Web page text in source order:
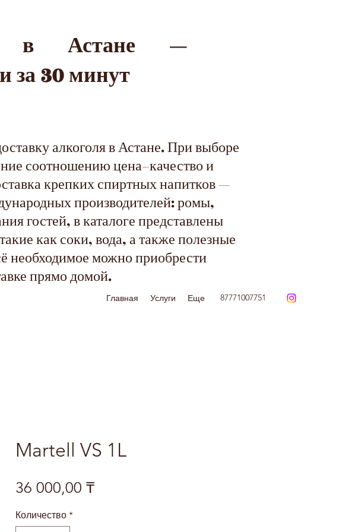
в Астане —
за 30 минут
Главная Услуги Еще 87771007751
алкоголя в Астане. При выборе
соотношению цена–качество и
крепких спиртных напитков —
производителей: ромы,
гостей, в каталоге представлены
как соки, вода, а также полезные
необходимое можно приобрести
прямо домой.
Martell VS 1L
36 000,00 ₸Цена
Количество *